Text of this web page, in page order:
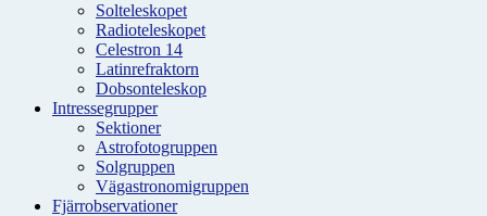
Solteleskopet
Radioteleskopet
Celestron 14
Latinrefraktorn
Dobsonteleskop
Intressegrupper
Sektioner
Astrofotogruppen
Solgruppen
Vägastronomigruppen
Fjärrobservationer